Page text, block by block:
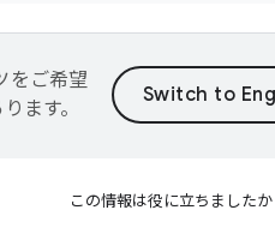
をご希望
ます。
この情報は役に立ちましたか